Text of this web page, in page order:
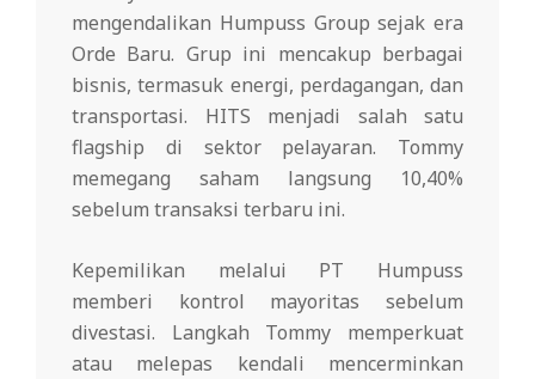
mengendalikan Humpuss Group sejak era
Orde Baru. Grup ini mencakup berbagai
bisnis, termasuk energi, perdagangan, dan
transportasi. HITS menjadi salah satu
flagship di sektor pelayaran. Tommy
memegang saham langsung 10,40%
sebelum transaksi terbaru ini.
Kepemilikan melalui PT Humpuss
memberi kontrol mayoritas sebelum
divestasi. Langkah Tommy memperkuat
atau melepas kendali mencerminkan